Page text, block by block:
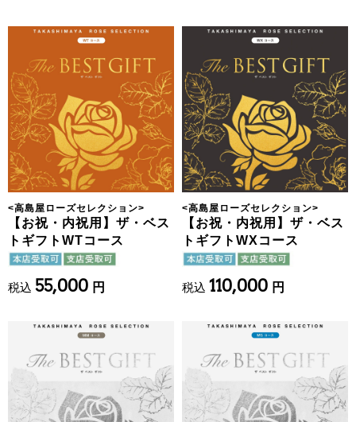
<高島屋ローズセレクション>
【お祝・内祝用】ザ・ベス
トギフトWTコース
税込 55,000 円
<高島屋ローズセレクション>
【お祝・内祝用】ザ・ベス
トギフトWXコース
税込 110,000 円